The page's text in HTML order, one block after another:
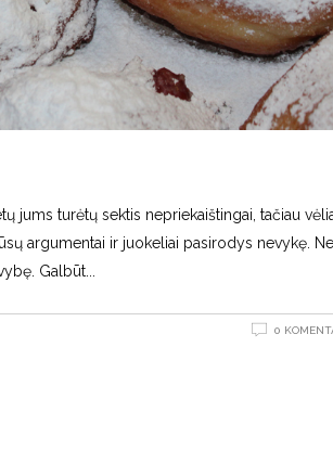
jums turėtų sektis nepriekaištingai, tačiau
argumentai ir juokeliai pasirodys nevykę.
Galbūt
0